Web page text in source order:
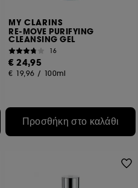
MY CLARINS
RE-MOVE PURIFYING
CLEANSING GEL
16
€ 24,95
€ 19,96 / 100ml
Προσθήκη στο καλάθι